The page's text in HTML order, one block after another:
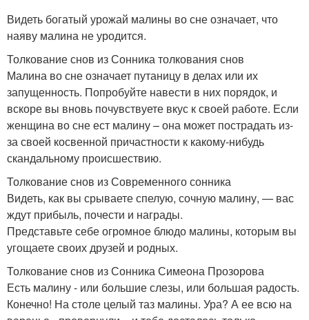
Видеть богатый урожай малины во сне означает, что
наяву малина не уродится.
Толкование снов из Сонника толкования снов
Малина во сне означает путаницу в делах или их
запущенность. Попробуйте навести в них порядок, и
вскоре вы вновь почувствуете вкус к своей работе. Если
женщина во сне ест малину – она может пострадать из-
за своей косвенной причастности к какому-нибудь
скандальному происшествию.
Толкование снов из Современного сонника
Видеть, как вы срываете спелую, сочную малину, — вас
ждут прибыль, почести и награды.
Представьте себе огромное блюдо малины, которым вы
угощаете своих друзей и родных.
Толкование снов из Сонника Симеона Прозорова
Есть малину - или большие слезы, или большая радость.
Конечно! На столе целый таз малины. Ура? А ее всю на